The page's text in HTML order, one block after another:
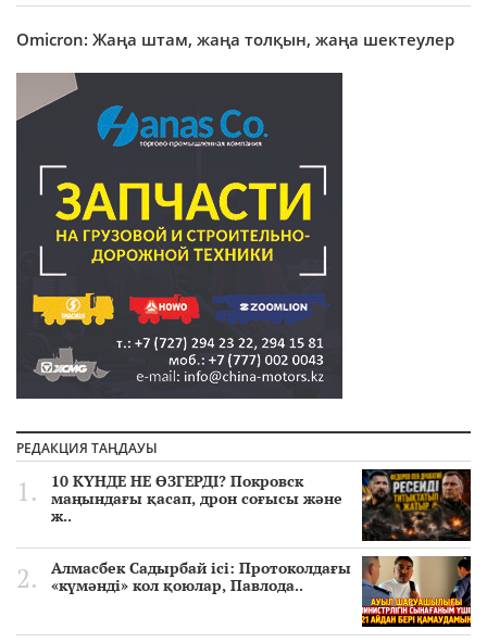
Omicron: Жаңа штам, жаңа толқын, жаңа шектеулер
РЕДАКЦИЯ ТАҢДАУЫ
10 КҮНДЕ НЕ ӨЗГЕРДІ? Покровск
маңындағы қасап, дрон соғысы және
ж..
Алмасбек Садырбай ісі: Протоколдағы
«күмәнді» кол қоюлар, Павлода..